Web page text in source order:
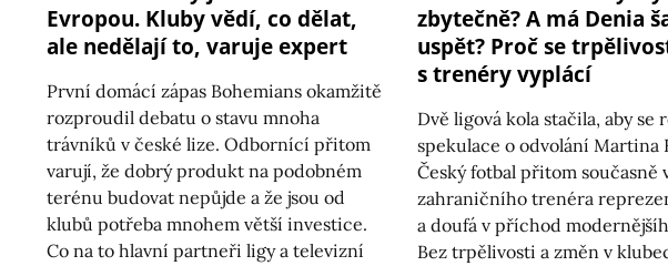
Evropou. Kluby vědí, co dělat,
ale nedělají to, varuje expert
První domácí zápas Bohemians okamžitě
rozproudil debatu o stavu mnoha
trávníků v české lize. Odbornící přitom
varují, že dobrý produkt na podobném
terénu budovat nepůjde a že jsou od
klubů potřeba mnohem větší investice.
Co na to hlavní partneři ligy a televizní
zbytečně? A má Denia
uspět? Proč se
s trenéry vyplácí
Dvě ligová kola stačila, aby se
spekulace o odvolání Martina
Český fotbal přitom současně
zahraničního trenéra
a doufá v příchod
Bez trpělivosti a změn v